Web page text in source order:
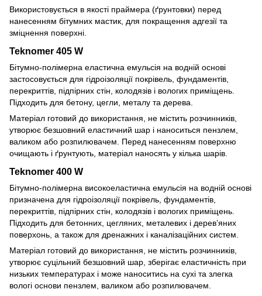
Використовується в якості праймера (ґрунтовки) перед
нанесенням бітумних мастик, для покращення адгезії та
зміцнення поверхні.
Teknomer 405 W
Бітумно-полімерна еластична емульсія на водній основі
застосовується для гідроізоляції покрівель, фундаментів,
перекриттів, підпірних стін, колодязів і вологих приміщень.
Підходить для бетону, цегли, металу та дерева.
Матеріал готовий до використання, не містить розчинників,
утворює безшовний еластичний шар і наноситься пензлем,
валиком або розпилювачем. Перед нанесенням поверхню
очищають і ґрунтують, матеріал наносять у кілька шарів.
Teknomer 400 W
Бітумно-полімерна високоеластична емульсія на водній основі
призначена для гідроізоляції покрівель, фундаментів,
перекриттів, підпірних стін, колодязів і вологих приміщень.
Підходить для бетонних, цегляних, металевих і дерев’яних
поверхонь, а також для дренажних і каналізаційних систем.
Матеріал готовий до використання, не містить розчинників,
утворює суцільний безшовний шар, зберігає еластичність при
низьких температурах і може наноситись на сухі та злегка
вологі основи пензлем, валиком або розпилювачем.